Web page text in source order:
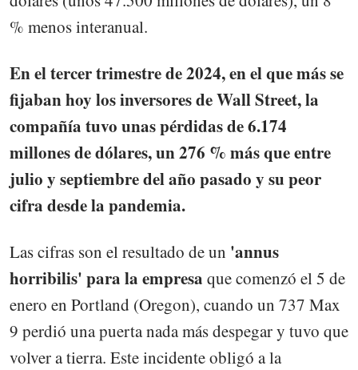
% menos interanual.
En el tercer trimestre de 2024, en el que más se
fijaban hoy los inversores de Wall Street, la
compañía tuvo unas pérdidas de 6.174
millones de dólares, un 276 % más que entre
julio y septiembre del año pasado y su peor
cifra desde la pandemia.
Las cifras son el resultado de un 'annus
horribilis' para la empresa que comenzó el 5 de
enero en Portland (Oregon), cuando un 737 Max
9 perdió una puerta nada más despegar y tuvo que
volver a tierra. Este incidente obligó a la